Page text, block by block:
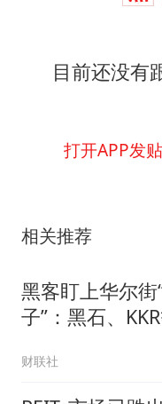
目前还没有
打开APP发贴
相关推荐
黑客盯上华尔街
子”：黑石、
财联社